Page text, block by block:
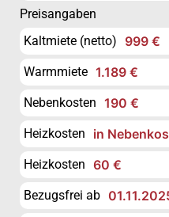
Preisangaben
Kaltmiete (netto)
999 €
Warmmiete 1.189 €
Nebenkosten 190 €
Heizkosten in
Heizkosten 60 €
Bezugsfrei ab